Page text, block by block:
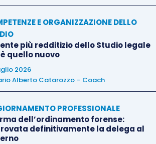
E ORGANIZZAZIONE DELLO
più redditizio dello Studio legale
quello nuovo
2026
Alberto Catarozzo – Coach
PROFESSIONALE
dell’ordinamento forense:
definitivamente la delega al